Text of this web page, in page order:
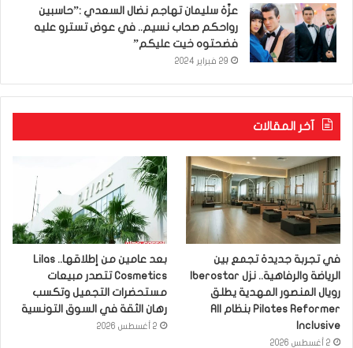
عزّة سليمان تهاجم نضال السعدي :”حاسبين
رواحكم صحاب نسيم.. في عوض تسترو عليه
فضحتوه خيت عليكم”
29 فبراير 2024
آخر المقالات
في تجربة جديدة تجمع بين
رويال المنصور المهدية يطلق
Pilates Reformer بنظام All
Inclusive
2 أغسطس 2026
بعد عامين من إطلاقها.. Lilas
Cosmetics تتصدر مبيعات
مستحضرات التجميل وتكسب
رهان الثقة في السوق التونسية
2 أغسطس 2026